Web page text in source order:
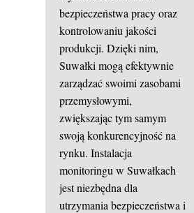
bezpieczeństwa pracy oraz
kontrolowaniu jakości
produkcji. Dzięki nim,
Suwałki mogą efektywnie
zarządzać swoimi zasobami
przemysłowymi,
zwiększając tym samym
swoją konkurencyjność na
rynku. Instalacja
monitoringu w Suwałkach
jest niezbędna dla
utrzymania bezpieczeństwa i